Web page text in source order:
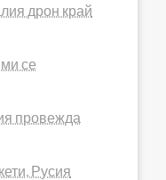
дрон край
се
провежда
Русия